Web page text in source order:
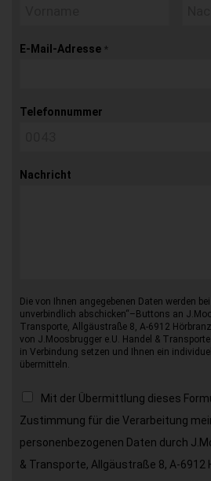
E-Mail-Adresse *
Telefonnummer
Nachricht
Die von Ihnen angegebenen Daten werden
unverbindlich abschicken“–Buttons an
Transporte, Allgäustraße 8, A-6912
von J.Moosbrugger e.U. Handel &
in Verbindung setzen und Ihnen ein
übermitteln.
Mit der Übermittlung dieses
Zustimmung für die Verarbeitung
personenbezogenen Daten durch
& Transporte, Allgäustraße 8, A-6912